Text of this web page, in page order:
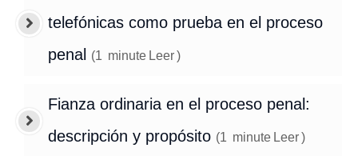
telefónicas como prueba en el proceso
penal
(1 minute Leer)
Fianza ordinaria en el proceso penal:
descripción y propósito (1 minute Leer)